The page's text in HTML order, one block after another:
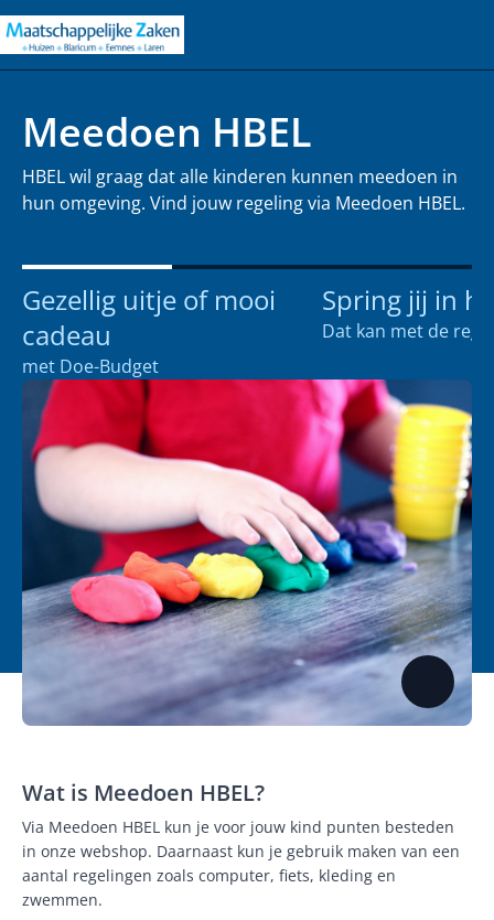
Meedoen HBEL
HBEL wil graag dat alle kinderen kunnen meedoen in
hun omgeving. Vind jouw regeling via Meedoen HBEL.
Gezellig uitje of mooi
cadeau
met Doe-Budget
Spring jij in
Dat kan met de
Wat is Meedoen HBEL?
Via Meedoen HBEL kun je voor jouw kind punten besteden
in onze webshop. Daarnaast kun je gebruik maken van een
aantal regelingen zoals computer, fiets, kleding en
zwemmen.